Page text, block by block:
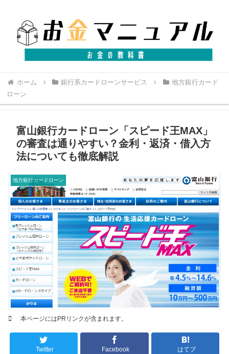
ホーム 銀行系カードローンサービス
地方銀行カード
ローン
富山銀行カードローン「スピード王MAX」
の審査は通りやすい？金利・返済・借入方
法についても徹底解説
本ページにはPRリンクが含まれます。
地方銀行カードローン
Twitter Facebook はてブ